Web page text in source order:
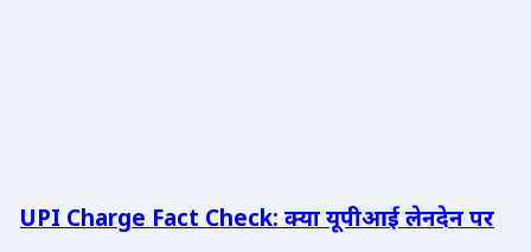
UPI Charge Fact Check: क्या यूपीआई लेनदेन पर